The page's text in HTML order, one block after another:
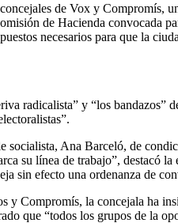
de Vox y Compromís,
de Hacienda convocada
necesarios para que la
radicalista” y “los
Ana Barceló, de
su línea de trabajo”, destacó
sin efecto una ordenanza de
y Compromís, la concejala ha
que “todos los grupos de la